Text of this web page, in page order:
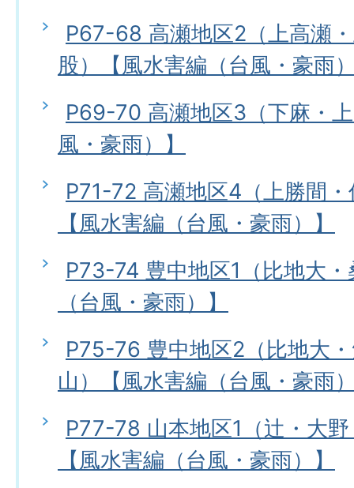
P67-68 高瀬地区2（上高瀬
股）【風水害編（台風・豪雨
P69-70 高瀬地区3（下麻・
風・豪雨）】
P71-72 高瀬地区4（上勝間
【風水害編（台風・豪雨）】
P73-74 豊中地区1（比地大
（台風・豪雨）】
P75-76 豊中地区2（比地大
山）【風水害編（台風・豪雨
P77-78 山本地区1（辻・大
【風水害編（台風・豪雨）】